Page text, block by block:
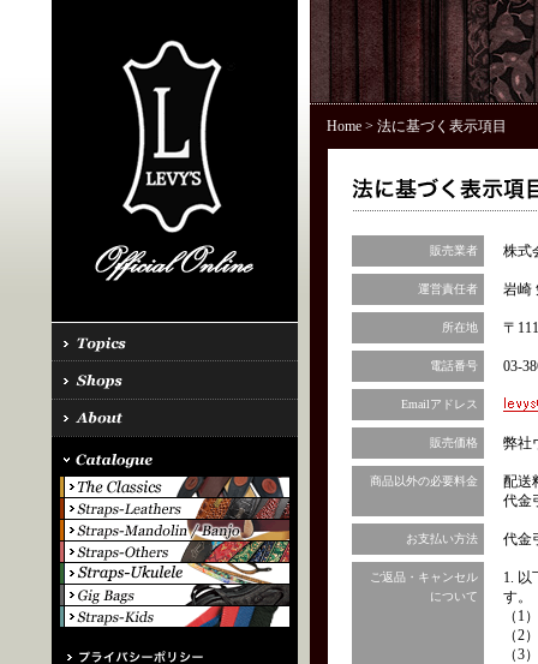
Home> 法に基づく表示項目
販売業者 株式
運営責任者 岩崎
所在地 〒
電話番号 03-
Emailアドレス
販売価格 弊社
商品以外の必要料金
配送
代金
お支払い方法 代金
ご返品・キャンセル
について
1. 以
す。
（1
（2
（3